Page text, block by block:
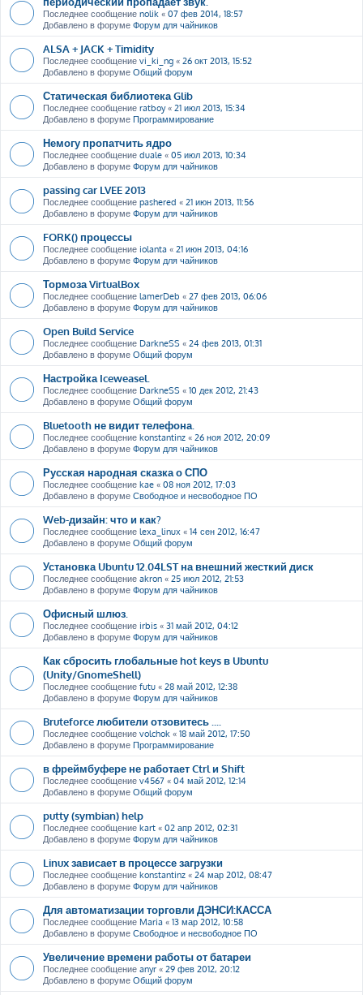
Последнее сообщение nolik « 07 фев 2014, 18:57
Добавлено в форуме Форум для чайников
ALSA + JACK + Timidity
Последнее сообщение vi_ki_ng « 26 окт 2013, 15:52
Добавлено в форуме Общий форум
Статическая библиотека Glib
Последнее сообщение ratboy« 21 июл 2013, 15:34
Добавлено в форуме Программирование
Немогу пропатчить ядро
Последнее сообщение duale « 05 июл 2013, 10:34
Добавлено в форуме Форум для чайников
passing car LVEE 2013
Последнее сообщение pashered « 21 июн 2013, 11:56
Добавлено в форуме Форум для чайников
FORK() процессы
Последнее сообщение iolanta « 21 июн 2013, 04:16
Добавлено в форуме Форум для чайников
Тормоза VirtualBox
Последнее сообщение lamerDeb « 27 фев 2013, 06:06
Добавлено в форуме Форум для чайников
Open Build Service
Последнее сообщение DarkneSS « 24 фев 2013, 01:31
Добавлено в форуме Общий форум
Настройка Iceweasel.
Последнее сообщение DarkneSS « 10 дек 2012, 21:43
Добавлено в форуме Общий форум
Bluetooth не видит телефона.
Последнее сообщение konstantinz « 26 ноя 2012, 20:09
Добавлено в форуме Форум для чайников
Русская народная сказка о СПО
Последнее сообщение kae « 08 ноя 2012, 17:03
Добавлено в форуме Свободное и несвободное ПО
Web-дизайн: что и как?
Последнее сообщение lexa_linux « 14 сен 2012, 16:47
Добавлено в форуме Общий форум
Установка Ubuntu 12.04LST на внешний жесткий диск
Последнее сообщение akron « 25 июл 2012, 21:53
Добавлено в форуме Форум для чайников
Офисный шлюз.
Последнее сообщение irbis « 31 май 2012, 04:12
Добавлено в форуме Форум для чайников
Как сбросить глобальные hot keys в Ubuntu
(Unity/GnomeShell)
Последнее сообщение futu « 28 май 2012, 12:38
Добавлено в форуме Форум для чайников
Bruteforce любители отзовитесь ....
Последнее сообщение volchok « 18 май 2012, 17:50
Добавлено в форуме Программирование
в фреймбуфере не работает Ctrl и Shift
Последнее сообщение v4567 « 04 май 2012, 12:14
Добавлено в форуме Общий форум
putty (symbian) help
Последнее сообщение kart « 02 апр 2012, 02:31
Добавлено в форуме Форум для чайников
Linux зависает в процессе загрузки
Последнее сообщение konstantinz « 24 мар 2012, 08:47
Добавлено в форуме Форум для чайников
Для автоматизации торговли ДЭНСИ:КАССА
Последнее сообщение Maria « 13 мар 2012, 10:58
Добавлено в форуме Свободное и несвободное ПО
Увеличение времени работы от батареи
Последнее сообщение anyr « 29 фев 2012, 20:12
Добавлено в форуме Общий форум